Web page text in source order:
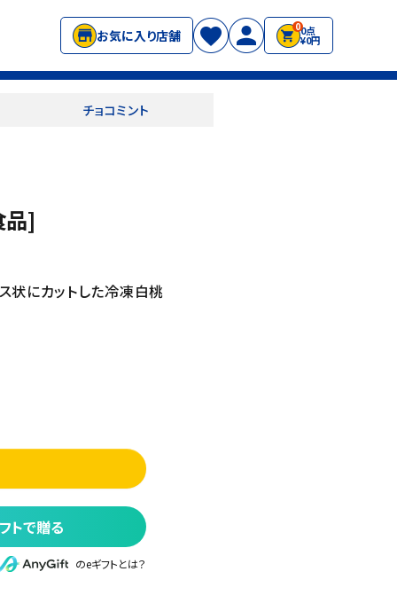
お気に入り店舗
00点
¥0円
チョコミント
品]
状にカットした冷凍白桃
トで贈る
のeギフトとは？